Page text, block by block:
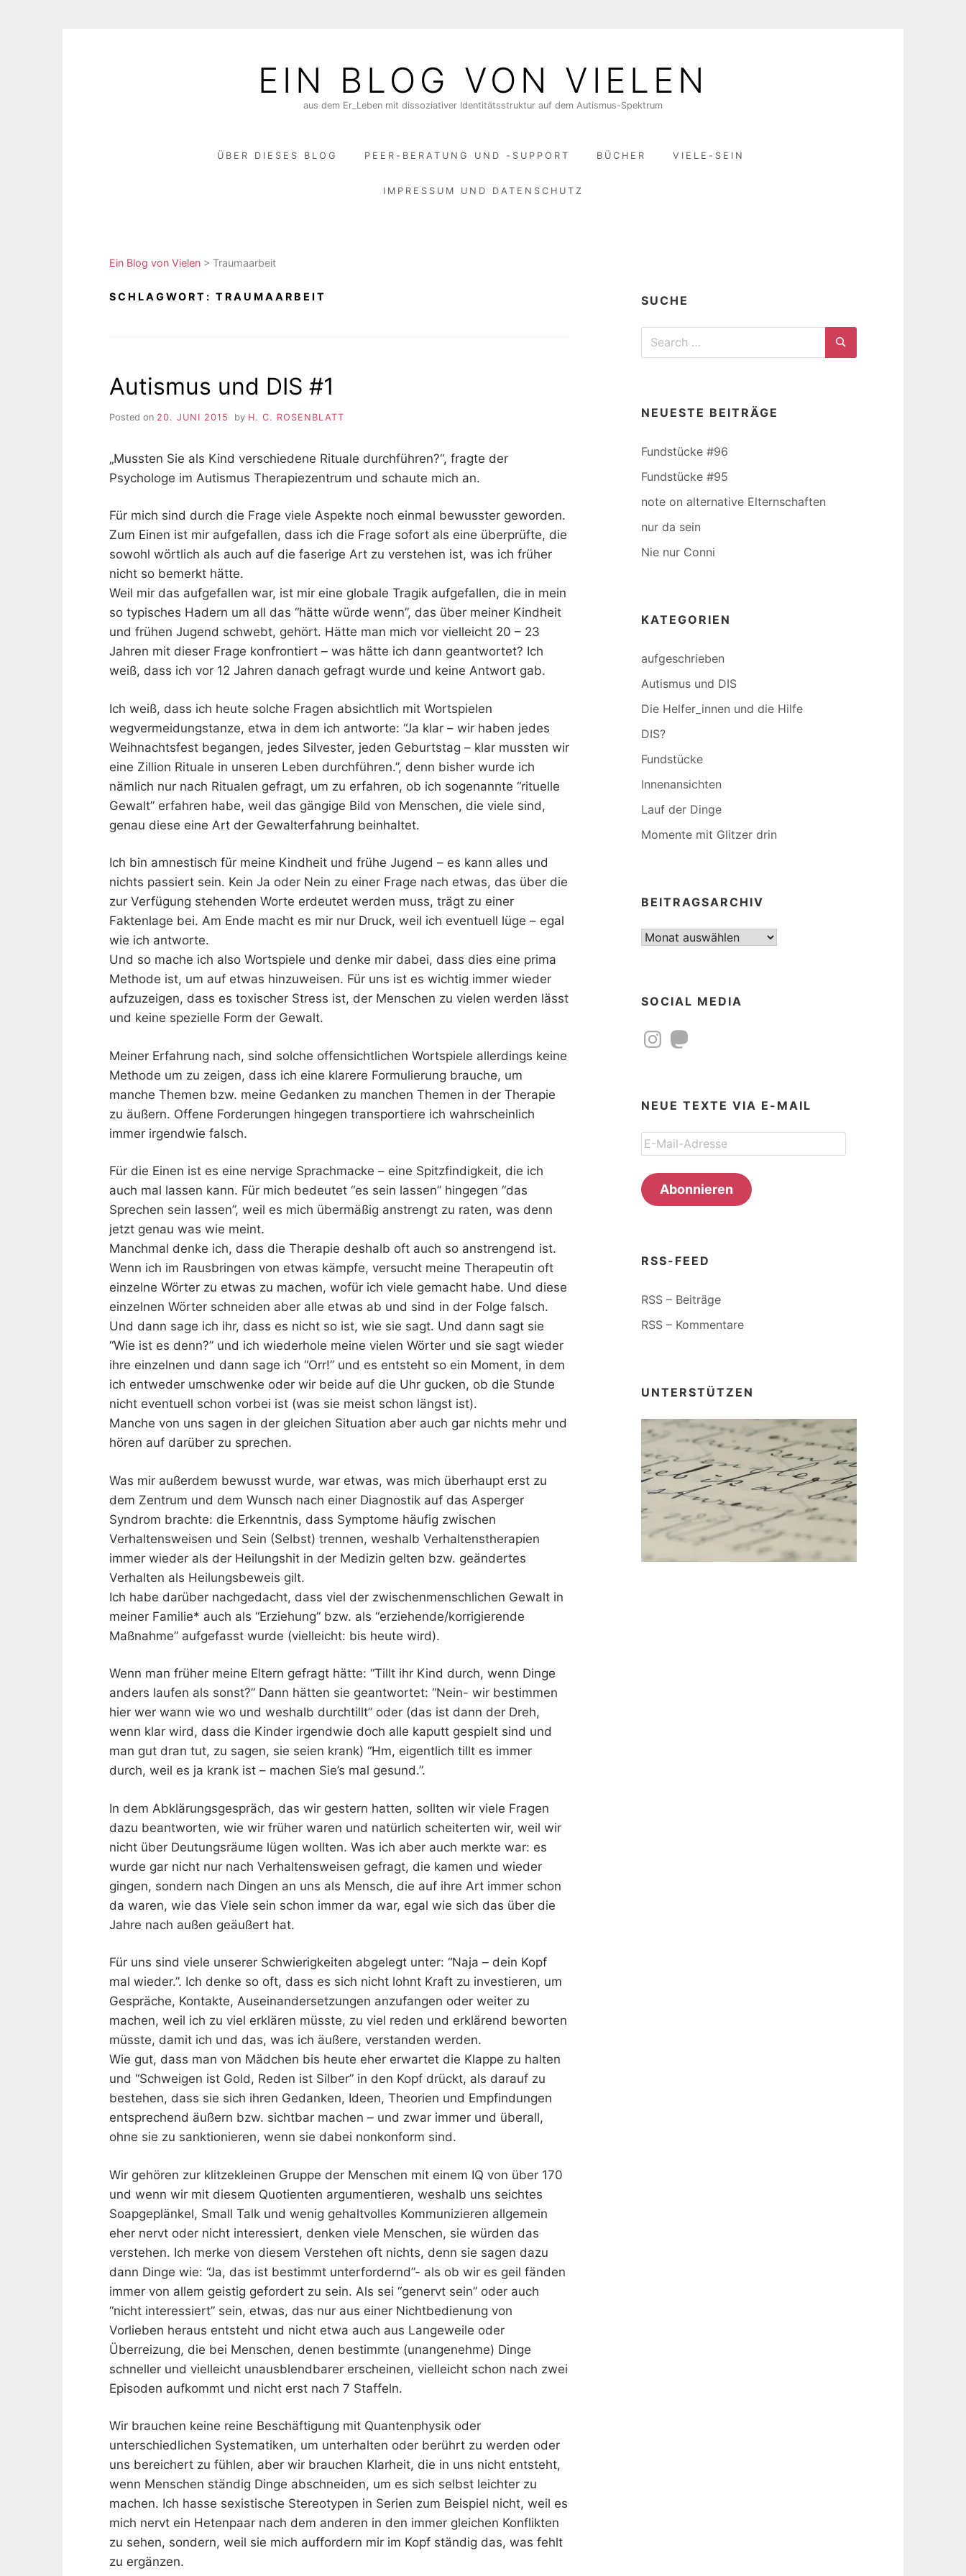
EIN BLOG VON VIELEN
aus dem Er_Leben mit dissoziativer Identitätsstruktur auf dem Autismus-Spektrum
ÜBER DIESES BLOG PEER-BERATUNG UND -SUPPORT BÜCHER VIELE-SEIN
IMPRESSUM UND DATENSCHUTZ
Ein Blog von Vielen > Traumaarbeit
SCHLAGWORT: TRAUMAARBEIT
Autismus und DIS #1
Posted on 20. JUNI 2015 by H. C. ROSENBLATT
„Mussten Sie als Kind verschiedene Rituale durchführen?“, fragte der
Psychologe im Autismus Therapiezentrum und schaute mich an.
Für mich sind durch die Frage viele Aspekte noch einmal bewusster geworden.
Zum Einen ist mir aufgefallen, dass ich die Frage sofort als eine überprüfte, die
sowohl wörtlich als auch auf die faserige Art zu verstehen ist, was ich früher
nicht so bemerkt hätte.
Weil mir das aufgefallen war, ist mir eine globale Tragik aufgefallen, die in mein
so typisches Hadern um all das “hätte würde wenn”, das über meiner Kindheit
und frühen Jugend schwebt, gehört. Hätte man mich vor vielleicht 20 – 23
Jahren mit dieser Frage konfrontiert – was hätte ich dann geantwortet? Ich
weiß, dass ich vor 12 Jahren danach gefragt wurde und keine Antwort gab.
Ich weiß, dass ich heute solche Fragen absichtlich mit Wortspielen
wegvermeidungstanze, etwa in dem ich antworte: “Ja klar – wir haben jedes
Weihnachtsfest begangen, jedes Silvester, jeden Geburtstag – klar mussten wir
eine Zillion Rituale in unseren Leben durchführen.”, denn bisher wurde ich
nämlich nur nach Ritualen gefragt, um zu erfahren, ob ich sogenannte “rituelle
Gewalt” erfahren habe, weil das gängige Bild von Menschen, die viele sind,
genau diese eine Art der Gewalterfahrung beinhaltet.
Ich bin amnestisch für meine Kindheit und frühe Jugend – es kann alles und
nichts passiert sein. Kein Ja oder Nein zu einer Frage nach etwas, das über die
zur Verfügung stehenden Worte erdeutet werden muss, trägt zu einer
Faktenlage bei. Am Ende macht es mir nur Druck, weil ich eventuell lüge – egal
wie ich antworte.
Und so mache ich also Wortspiele und denke mir dabei, dass dies eine prima
Methode ist, um auf etwas hinzuweisen. Für uns ist es wichtig immer wieder
aufzuzeigen, dass es toxischer Stress ist, der Menschen zu vielen werden lässt
und keine spezielle Form der Gewalt.
Meiner Erfahrung nach, sind solche offensichtlichen Wortspiele allerdings keine
Methode um zu zeigen, dass ich eine klarere Formulierung brauche, um
manche Themen bzw. meine Gedanken zu manchen Themen in der Therapie
zu äußern. Offene Forderungen hingegen transportiere ich wahrscheinlich
immer irgendwie falsch.
Für die Einen ist es eine nervige Sprachmacke – eine Spitzfindigkeit, die ich
auch mal lassen kann. Für mich bedeutet “es sein lassen” hingegen “das
Sprechen sein lassen”, weil es mich übermäßig anstrengt zu raten, was denn
jetzt genau was wie meint.
Manchmal denke ich, dass die Therapie deshalb oft auch so anstrengend ist.
Wenn ich im Rausbringen von etwas kämpfe, versucht meine Therapeutin oft
einzelne Wörter zu etwas zu machen, wofür ich viele gemacht habe. Und diese
einzelnen Wörter schneiden aber alle etwas ab und sind in der Folge falsch.
Und dann sage ich ihr, dass es nicht so ist, wie sie sagt. Und dann sagt sie
“Wie ist es denn?” und ich wiederhole meine vielen Wörter und sie sagt wieder
ihre einzelnen und dann sage ich “Orr!” und es entsteht so ein Moment, in dem
ich entweder umschwenke oder wir beide auf die Uhr gucken, ob die Stunde
nicht eventuell schon vorbei ist (was sie meist schon längst ist).
Manche von uns sagen in der gleichen Situation aber auch gar nichts mehr und
hören auf darüber zu sprechen.
Was mir außerdem bewusst wurde, war etwas, was mich überhaupt erst zu
dem Zentrum und dem Wunsch nach einer Diagnostik auf das Asperger
Syndrom brachte: die Erkenntnis, dass Symptome häufig zwischen
Verhaltensweisen und Sein (Selbst) trennen, weshalb Verhaltenstherapien
immer wieder als der Heilungshit in der Medizin gelten bzw. geändertes
Verhalten als Heilungsbeweis gilt.
Ich habe darüber nachgedacht, dass viel der zwischenmenschlichen Gewalt in
meiner Familie* auch als “Erziehung” bzw. als “erziehende/korrigierende
Maßnahme” aufgefasst wurde (vielleicht: bis heute wird).
Wenn man früher meine Eltern gefragt hätte: “Tillt ihr Kind durch, wenn Dinge
anders laufen als sonst?” Dann hätten sie geantwortet: “Nein- wir bestimmen
hier wer wann wie wo und weshalb durchtillt” oder (das ist dann der Dreh,
wenn klar wird, dass die Kinder irgendwie doch alle kaputt gespielt sind und
man gut dran tut, zu sagen, sie seien krank) “Hm, eigentlich tillt es immer
durch, weil es ja krank ist – machen Sie’s mal gesund.”.
In dem Abklärungsgespräch, das wir gestern hatten, sollten wir viele Fragen
dazu beantworten, wie wir früher waren und natürlich scheiterten wir, weil wir
nicht über Deutungsräume lügen wollten. Was ich aber auch merkte war: es
wurde gar nicht nur nach Verhaltensweisen gefragt, die kamen und wieder
gingen, sondern nach Dingen an uns als Mensch, die auf ihre Art immer schon
da waren, wie das Viele sein schon immer da war, egal wie sich das über die
Jahre nach außen geäußert hat.
Für uns sind viele unserer Schwierigkeiten abgelegt unter: “Naja – dein Kopf
mal wieder.”. Ich denke so oft, dass es sich nicht lohnt Kraft zu investieren, um
Gespräche, Kontakte, Auseinandersetzungen anzufangen oder weiter zu
machen, weil ich zu viel erklären müsste, zu viel reden und erklärend beworten
müsste, damit ich und das, was ich äußere, verstanden werden.
Wie gut, dass man von Mädchen bis heute eher erwartet die Klappe zu halten
und “Schweigen ist Gold, Reden ist Silber” in den Kopf drückt, als darauf zu
bestehen, dass sie sich ihren Gedanken, Ideen, Theorien und Empfindungen
entsprechend äußern bzw. sichtbar machen – und zwar immer und überall,
ohne sie zu sanktionieren, wenn sie dabei nonkonform sind.
Wir gehören zur klitzekleinen Gruppe der Menschen mit einem IQ von über 170
und wenn wir mit diesem Quotienten argumentieren, weshalb uns seichtes
Soapgeplänkel, Small Talk und wenig gehaltvolles Kommunizieren allgemein
eher nervt oder nicht interessiert, denken viele Menschen, sie würden das
verstehen. Ich merke von diesem Verstehen oft nichts, denn sie sagen dazu
dann Dinge wie: “Ja, das ist bestimmt unterfordernd”- als ob wir es geil fänden
immer von allem geistig gefordert zu sein. Als sei “genervt sein” oder auch
“nicht interessiert” sein, etwas, das nur aus einer Nichtbedienung von
Vorlieben heraus entsteht und nicht etwa auch aus Langeweile oder
Überreizung, die bei Menschen, denen bestimmte (unangenehme) Dinge
schneller und vielleicht unausblendbarer erscheinen, vielleicht schon nach zwei
Episoden aufkommt und nicht erst nach 7 Staffeln.
Wir brauchen keine reine Beschäftigung mit Quantenphysik oder
unterschiedlichen Systematiken, um unterhalten oder berührt zu werden oder
uns bereichert zu fühlen, aber wir brauchen Klarheit, die in uns nicht entsteht,
wenn Menschen ständig Dinge abschneiden, um es sich selbst leichter zu
machen. Ich hasse sexistische Stereotypen in Serien zum Beispiel nicht, weil es
mich nervt ein Hetenpaar nach dem anderen in den immer gleichen Konflikten
zu sehen, sondern, weil sie mich auffordern mir im Kopf ständig das, was fehlt
zu ergänzen.
SUCHE
Search
Search
NEUESTE BEITRÄGE
Fundstücke #96
Fundstücke #95
note on alternative Elternschaften
nur da sein
Nie nur Conni
KATEGORIEN
aufgeschrieben
Autismus und DIS
Die Helfer_innen und die Hilfe
DIS?
Fundstücke
Innenansichten
Lauf der Dinge
Momente mit Glitzer drin
BEITRAGSARCHIV
Beitragsarchiv
SOCIAL MEDIA
InstagramMastodon
NEUE TEXTE VIA E-MAIL
E-
Mail-
Adresse
Abonnieren
RSS-FEED
RSS – Beiträge
RSS – Kommentare
UNTERSTÜTZEN